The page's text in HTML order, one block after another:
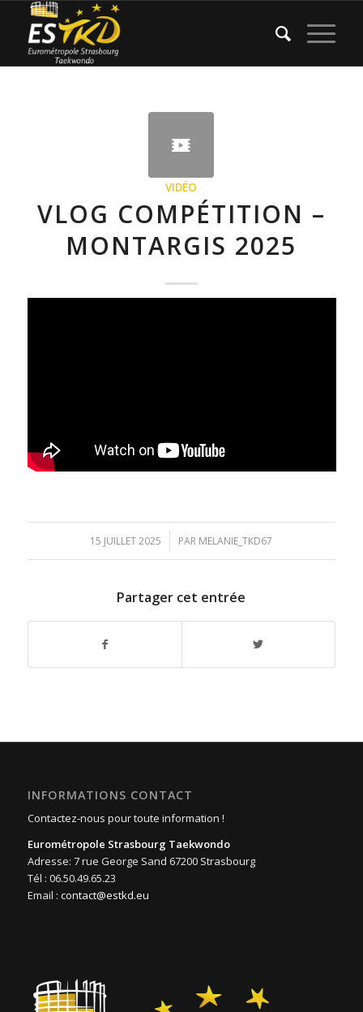
VIDÉO
VLOG COMPÉTITION –
MONTARGIS 2025
15 JUILLET 2025
/ PAR MELANIE_TKD67
Partager cet entrée
INFORMATIONS CONTACT
Contactez-nous pour toute information !
Eurométropole Strasbourg Taekwondo
Adresse: 7 rue George Sand 67200 Strasbourg
Tél : 06.50.49.65.23
Email : contact@estkd.eu